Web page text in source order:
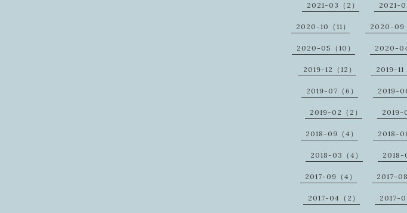
2021-03（2） 2021-
2020-10（11） 2020-09
2020-05（10） 2020-04
2019-12（12） 2019-11
2019-07（6） 2019-
2019-02（2） 2019-
2018-09（4） 2018-
2018-03（4） 2018-
2017-09（4） 2017-08
2017-04（2） 2017-